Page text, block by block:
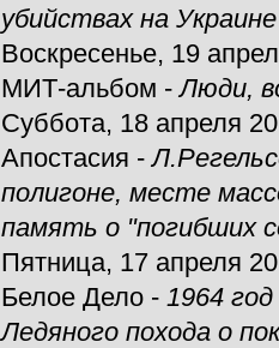
убийствах на
Воскресенье, 19
МИТ-альбом -Люди,
Суббота, 18 апреля
Апостасия -
полигоне, месте
память о "погибших
Пятница, 17 апреля
Белое Дело - 1964
Ледяного похода о